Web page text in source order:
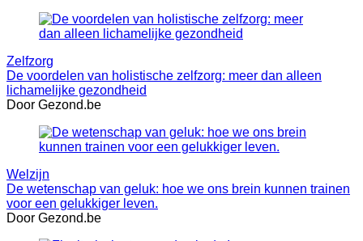
Zelfzorg
De voordelen van holistische zelfzorg: meer dan alleen
lichamelijke gezondheid
Door Gezond.be
Welzijn
De wetenschap van geluk: hoe we ons brein kunnen trainen
voor een gelukkiger leven.
Door Gezond.be